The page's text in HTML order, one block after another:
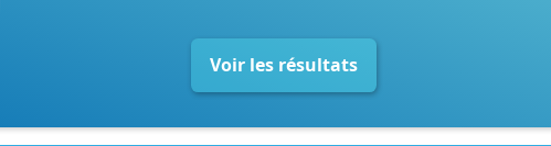
Voir les résultats